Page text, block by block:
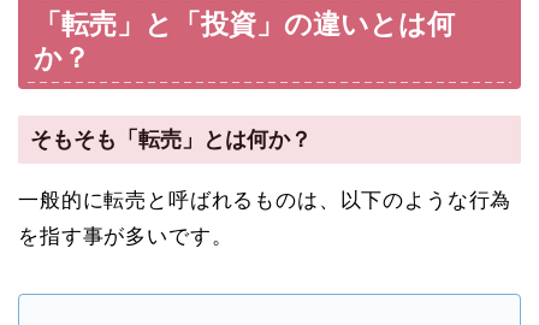
「転売」と「投資」の違いとは何
か？
そもそも「転売」とは何か？
一般的に転売と呼ばれるものは、以下のような行為
を指す事が多いです。